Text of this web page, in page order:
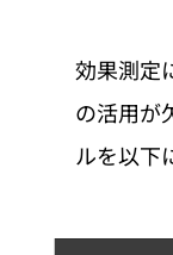
効果測定
の活用が
ルを以下